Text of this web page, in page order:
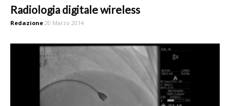
Radiologia digitale wireless
Redazione 20 Marzo 2014